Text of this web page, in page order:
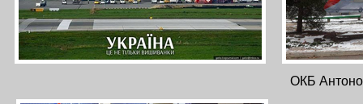
ОКБ